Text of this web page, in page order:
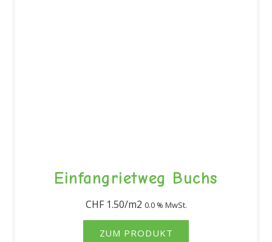
Einfangrietweg Buchs
CHF1.50 0.0 % MwSt.
ZUM PRODUKT